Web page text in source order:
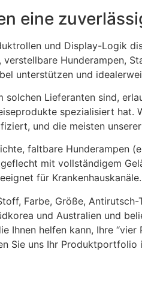
eine
und Display-Logik
Hunderampen,
unterstützen und
solchen Lieferanten sind,
spezialisiert
und die meisten
faltbare
mit vollständigem
für Krankenhauskanäle.
Farbe, Größe,
und Australien und
Ihnen helfen kann, Ihre
Sie uns Ihr